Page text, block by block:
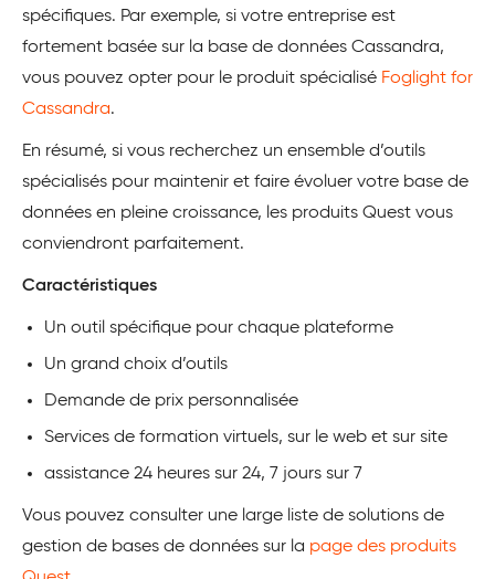
spécifiques. Par exemple, si votre entreprise est
fortement basée sur la base de données Cassandra,
vous pouvez opter pour le produit spécialisé Foglight for
Cassandra.
En résumé, si vous recherchez un ensemble d’outils
spécialisés pour maintenir et faire évoluer votre base de
données en pleine croissance, les produits Quest vous
conviendront parfaitement.
Caractéristiques
Un outil spécifique pour chaque plateforme
Un grand choix d’outils
Demande de prix personnalisée
Services de formation virtuels, sur le web et sur site
assistance 24 heures sur 24, 7 jours sur 7
Vous pouvez consulter une large liste de solutions de
gestion de bases de données sur la page des produits